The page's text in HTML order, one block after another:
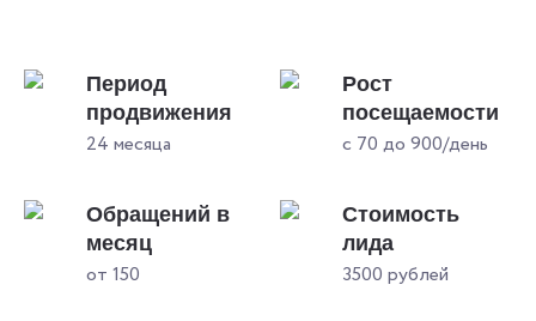
Период
продвижения
24 месяца
Рост
посещаемости
с 70 до 900/день
Обращений в
месяц
от 150
Стоимость
лида
3500 рублей